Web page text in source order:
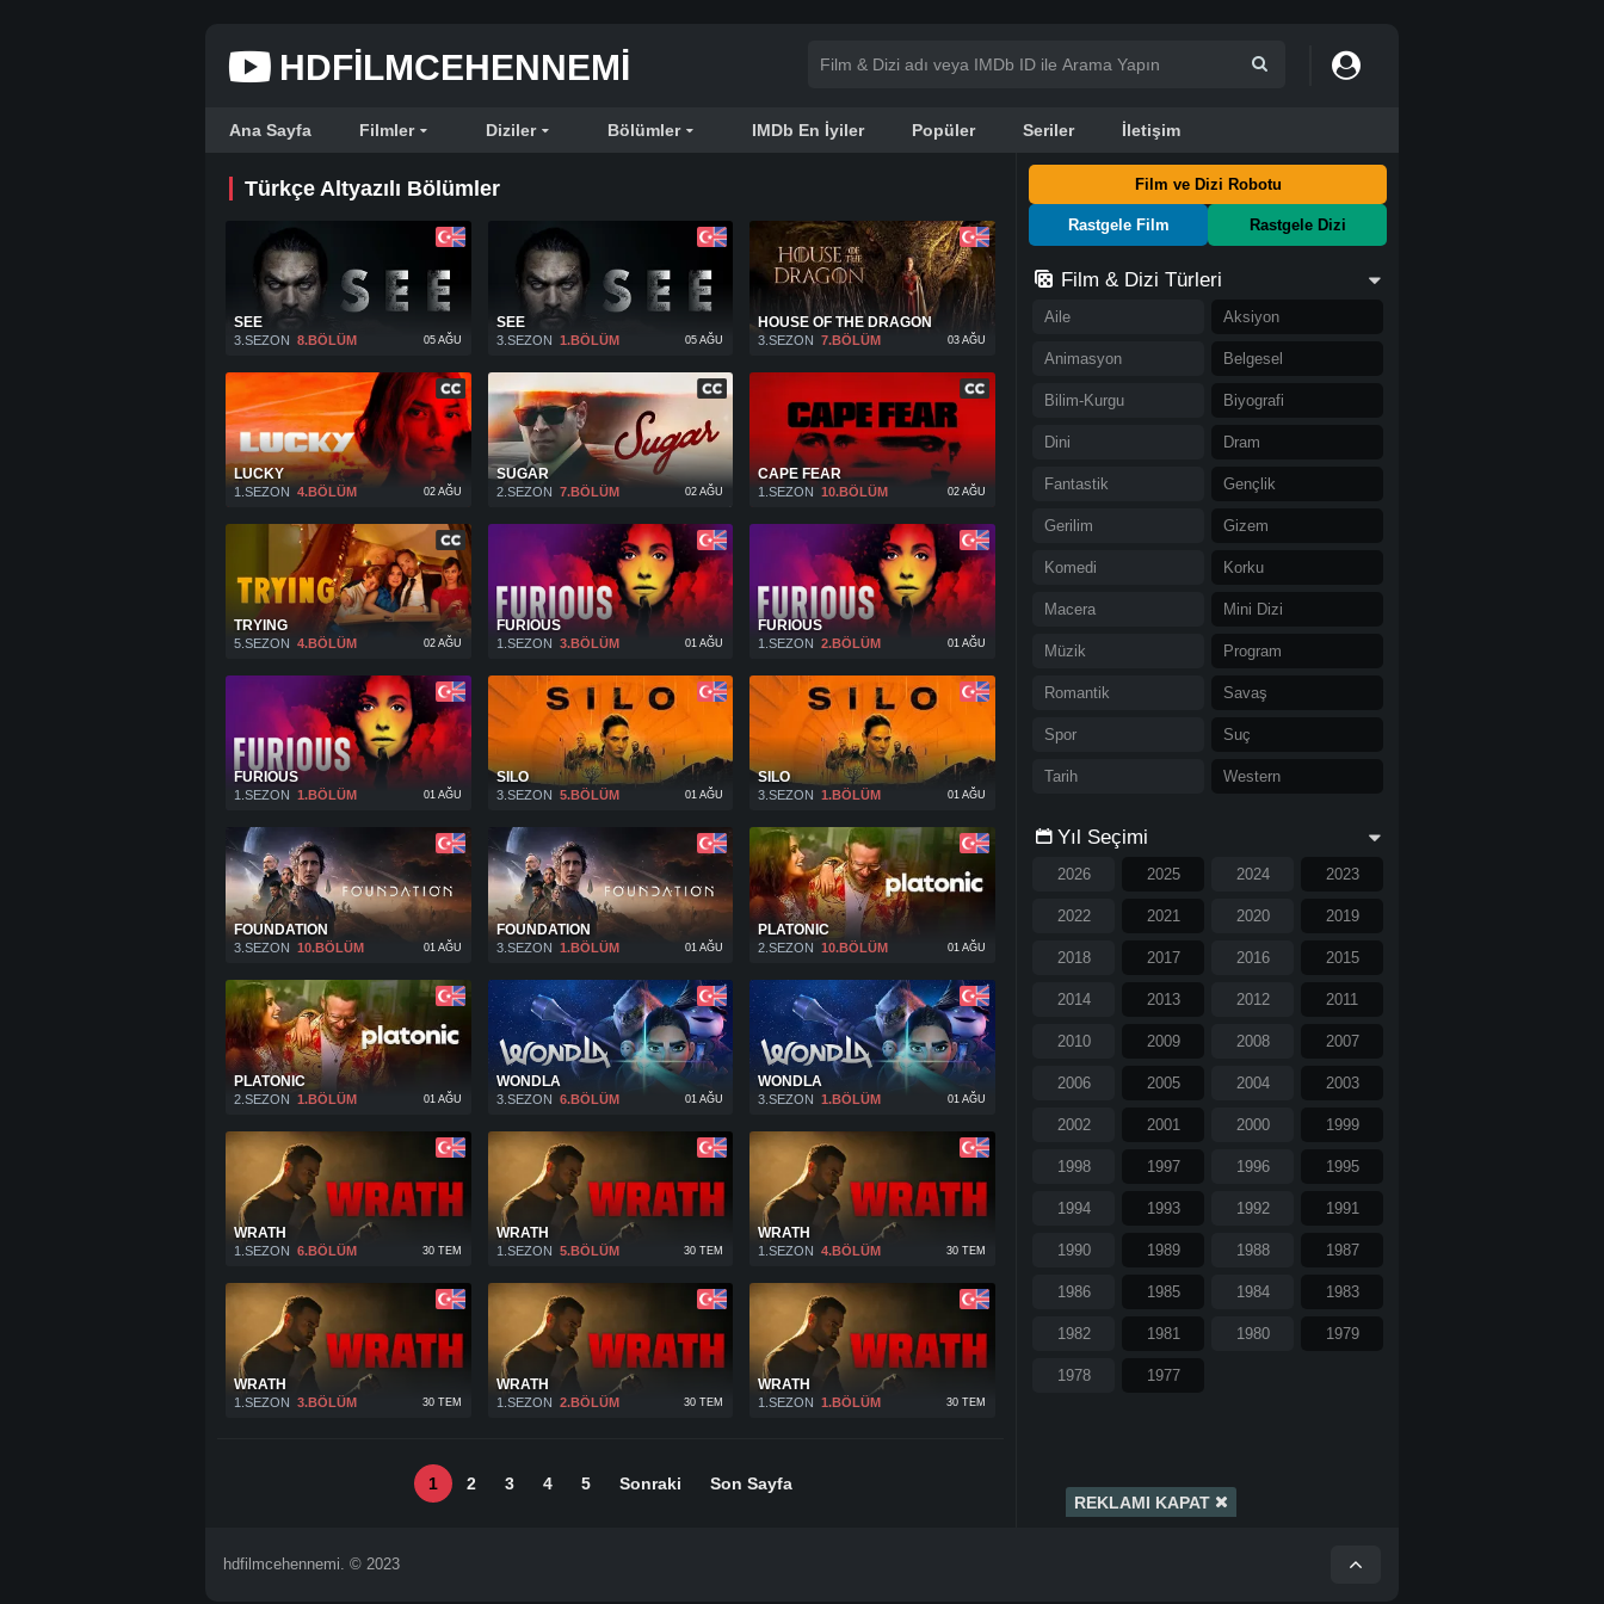
HDFILMCEHENNEMI
Ana Sayfa Filmler Diziler Bölümler IMDb En İyiler Popüler Seriler İletişim
Türkçe Altyazılı Bölümler
SEE
3.SEZON 8.BÖLÜM 05 AĞU
SEE
3.SEZON 1.BÖLÜM 05 AĞU
HOUSE OF THE DRAGON
3.SEZON 7.BÖLÜM 03 AĞU
LUCKY
1.SEZON 4.BÖLÜM 02 AĞU
SUGAR
2.SEZON 7.BÖLÜM 02 AĞU
CAPE FEAR
1.SEZON 10.BÖLÜM 02 AĞU
TRYING
5.SEZON 4.BÖLÜM 02 AĞU
FURIOUS
1.SEZON 3.BÖLÜM 01 AĞU
FURIOUS
1.SEZON 2.BÖLÜM 01 AĞU
FURIOUS
1.SEZON 1.BÖLÜM 01 AĞU
SILO
3.SEZON 5.BÖLÜM 01 AĞU
SILO
3.SEZON 1.BÖLÜM 01 AĞU
FOUNDATION
3.SEZON 10.BÖLÜM 01 AĞU
FOUNDATION
3.SEZON 1.BÖLÜM 01 AĞU
PLATONIC
2.SEZON 10.BÖLÜM 01 AĞU
PLATONIC
2.SEZON 1.BÖLÜM 01 AĞU
WONDLA
3.SEZON 6.BÖLÜM 01 AĞU
WONDLA
3.SEZON 1.BÖLÜM 01 AĞU
WRATH
1.SEZON 6.BÖLÜM 30 TEM
WRATH
1.SEZON 5.BÖLÜM 30 TEM
WRATH
1.SEZON 4.BÖLÜM 30 TEM
WRATH
1.SEZON 3.BÖLÜM 30 TEM
WRATH
1.SEZON 2.BÖLÜM 30 TEM
WRATH
1.SEZON 1.BÖLÜM 30 TEM
1 2 3 4 5 Sonraki Son Sayfa
Film ve Dizi Robotu
Rastgele Film Rastgele Dizi
Film & Dizi Türleri
Aile Aksiyon
Animasyon Belgesel
Bilim-Kurgu Biyografi
Dini Dram
Fantastik Gençlik
Gerilim Gizem
Komedi Korku
Macera Mini Dizi
Müzik Program
Romantik Savaş
Spor Suç
Tarih Western
Yıl Seçimi
2026 2025 2024 2023
2022 2021 2020 2019
2018 2017 2016 2015
2014 2013 2012 2011
2010 2009 2008 2007
2006 2005 2004 2003
2002 2001 2000 1999
1998 1997 1996 1995
1994 1993 1992 1991
1990 1989 1988 1987
1986 1985 1984 1983
1982 1981 1980 1979
1978 1977
hdfilmcehennemi. © 2023
REKLAMI KAPAT